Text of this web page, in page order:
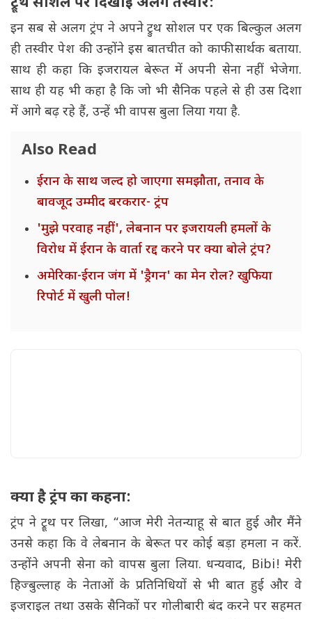
इन सब से अलग ट्रंप ने अपने ट्रुथ सोशल पर एक बिल्कुल अलग
ही तस्वीर पेश की. उन्होंने इस बातचीत को काफी सार्थक बताया.
साथ ही कहा कि इजरायल बेरूत में अपनी सेना नहीं भेजेगा.
साथ ही यह भी कहा है कि जो भी सैनिक पहले से ही उस दिशा
में आगे बढ़ रहे हैं, उन्हें भी वापस बुला लिया गया है.
Also Read
ईरान के साथ जल्द हो जाएगा समझौता, तनाव के
बावजूद उम्मीद बरकरार- ट्रंप
'मुझे परवाह नहीं', लेबनान पर इजरायली हमलों के
विरोध में ईरान के वार्ता रद्द करने पर क्या बोले ट्रंप?
अमेरिका-ईरान जंग में 'ड्रैगन' का मेन रोल? खुफिया
रिपोर्ट में खुली पोल!
क्या है ट्रंप का कहना:
ट्रंप ने ट्रूथ पर लिखा, “आज मेरी नेतन्याहू से बात हुई और मैंने
उनसे कहा कि वे लेबनान के बेरूत पर कोई बड़ा हमला न करें.
उन्होंने अपनी सेना को वापस बुला लिया. धन्यवाद, Bibi! मेरी
हिज्बुल्लाह के नेताओं के प्रतिनिधियों से भी बात हुई और वे
इजराइल तथा उसके सैनिकों पर गोलीबारी बंद करने पर सहमत